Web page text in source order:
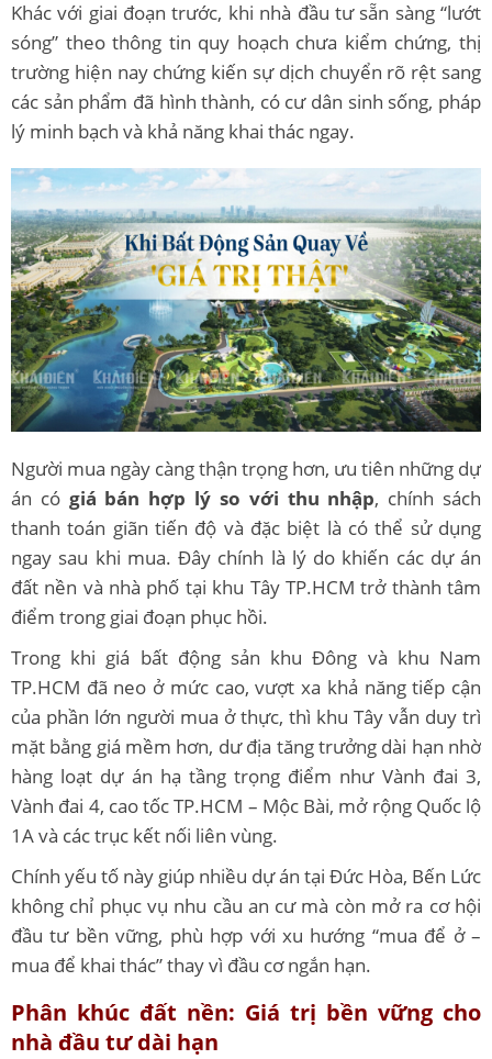
Khác với giai đoạn trước, khi nhà đầu tư sẵn sàng “lướt
sóng” theo thông tin quy hoạch chưa kiểm chứng, thị
trường hiện nay chứng kiến sự dịch chuyển rõ rệt sang
các sản phẩm đã hình thành, có cư dân sinh sống, pháp
lý minh bạch và khả năng khai thác ngay.
Người mua ngày càng thận trọng hơn, ưu tiên những dự
án có giá bán hợp lý so với thu nhập, chính sách
thanh toán giãn tiến độ và đặc biệt là có thể sử dụng
ngay sau khi mua. Đây chính là lý do khiến các dự án
đất nền và nhà phố tại khu Tây TP.HCM trở thành tâm
điểm trong giai đoạn phục hồi.
Trong khi giá bất động sản khu Đông và khu Nam
TP.HCM đã neo ở mức cao, vượt xa khả năng tiếp cận
của phần lớn người mua ở thực, thì khu Tây vẫn duy trì
mặt bằng giá mềm hơn, dư địa tăng trưởng dài hạn nhờ
hàng loạt dự án hạ tầng trọng điểm như Vành đai 3,
Vành đai 4, cao tốc TP.HCM – Mộc Bài, mở rộng Quốc lộ
1A và các trục kết nối liên vùng.
Chính yếu tố này giúp nhiều dự án tại Đức Hòa, Bến Lức
không chỉ phục vụ nhu cầu an cư mà còn mở ra cơ hội
đầu tư bền vững, phù hợp với xu hướng “mua để ở –
mua để khai thác” thay vì đầu cơ ngắn hạn.
Phân khúc đất nền: Giá trị bền vững cho
nhà đầu tư dài hạn